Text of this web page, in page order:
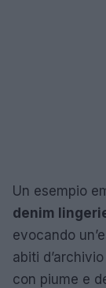
Un esempio
denim
evocando
abiti
con piume e